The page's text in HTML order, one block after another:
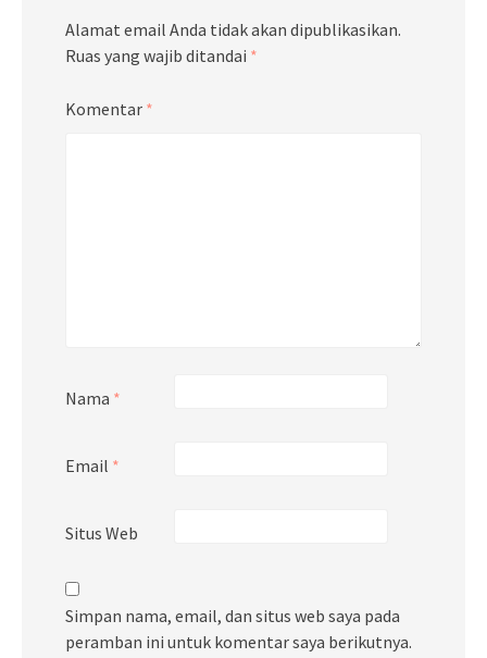
Alamat email Anda tidak akan dipublikasikan.
Ruas yang wajib ditandai *
Komentar *
Nama *
Email *
Situs Web
Simpan nama, email, dan situs web saya pada
peramban ini untuk komentar saya berikutnya.